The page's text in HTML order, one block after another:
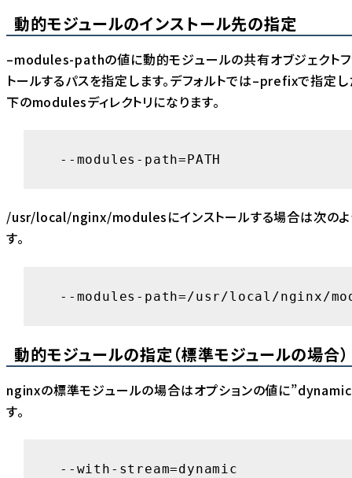
動的モジュールのインストール先の指定
–modules-pathの値に動的モジュールの共有オブジェクトフ
トールするパスを指定します。デフォルトでは–prefixで指定し
下のmodulesディレクトリになります。
  --modules-path=PATH
/usr/local/nginx/modulesにインストールする場合は次のよ
す。
--modules-path=/usr/local/nginx/
動的モジュールの指定（標準モジュールの場合）
nginxの標準モジュールの場合はオプションの値に
す。
  --with-stream=dynamic